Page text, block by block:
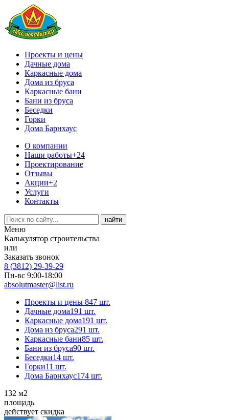
Проекты и цены
Дачные дома
Каркасные дома
Дома из бруса
Каркасные бани
Бани из бруса
Беседки
Горки
Дома Барнхаус
О компании
Наши работы+24
Проектирование
Отзывы
Акции+2
Услуги
Контакты
Меню
Калькулятор строительства
или
Заказать звонок
8 (3812) 29-39-29
Пн-вс 9:00-18:00
absolutmaster@list.ru
Проекты и цены 847 шт.
Дачные дома191 шт.
Каркасные дома191 шт.
Дома из бруса291 шт.
Каркасные бани85 шт.
Бани из бруса90 шт.
Беседки14 шт.
Горки11 шт.
Дома Барнхаус174 шт.
132 м2
площадь
действует скидка